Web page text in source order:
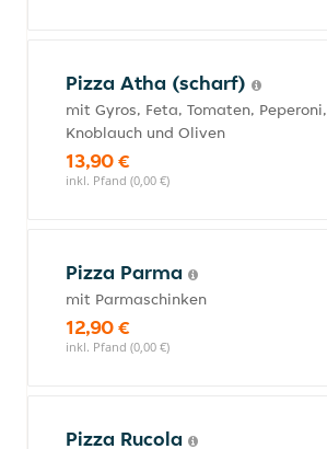
Pizza Atha (scharf)
mit Gyros, Feta, Tomaten, Peperoni,
Knoblauch und Oliven
13,90 €
inkl. Pfand (0,00 €)
Pizza Parma
mit Parmaschinken
12,90 €
inkl. Pfand (0,00 €)
Pizza Rucola